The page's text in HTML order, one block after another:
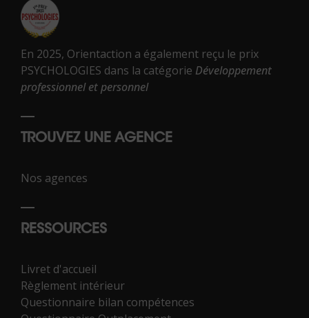
En 2025, Orientaction a également reçu le prix
PSYCHOLOGIES dans la catégorie Développement
professionnel et personnel
TROUVEZ UNE AGENCE
Nos agences
RESSOURCES
Livret d'accueil
Règlement intérieur
Questionnaire bilan compétences